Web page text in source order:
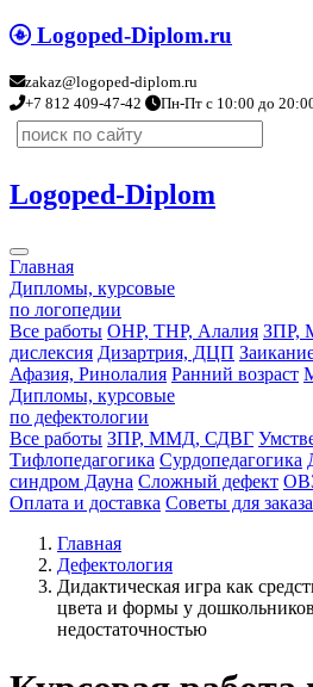
Logoped-Diplom.ru
zakaz@logoped-diplom.ru
+7 812 409-47-42
Пн-Пт с 10:00 до
Logoped-Diplom
Главная
Дипломы, курсовые
по логопедии
Все работы ОНР, ТНР, Алалия ЗПР,
дислексия Дизартрия, ДЦП
Афазия, Ринолалия Ранний возраст
Дипломы, курсовые
по дефектологии
Все работы ЗПР, ММД, СДВГ
Тифлопедагогика Сурдопедагогика
синдром Дауна Сложный дефект
Оплата и доставка Советы для заказа
Главная
Дефектология
Дидактическая игра как
цвета и формы у
недостаточностью